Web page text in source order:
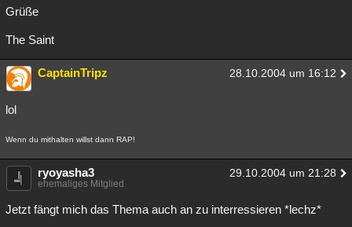
Grüße
The Saint
CaptainTripz 28.10.2004 um 16:12
lol
Wenn du mithalten willst dann RAP!
ryoyasha3 29.10.2004 um 21:28
ehemaliges Mitglied
Jetzt fängt mich das Thema auch an zu interressieren *lechz*